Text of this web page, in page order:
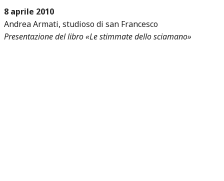
8 aprile 2010
Andrea Armati, studioso di san Francesco
Presentazione del libro «Le stimmate dello sciamano»